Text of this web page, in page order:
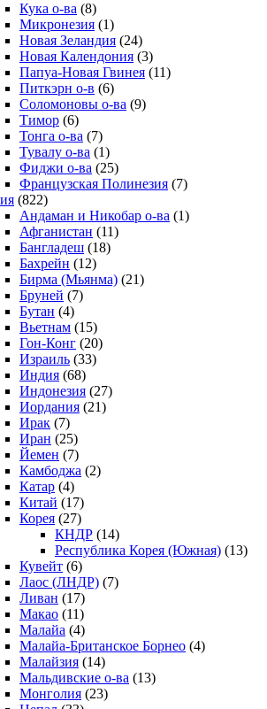
Кука о-ва (8)
Микронезия (1)
Новая Зеландия (24)
Новая Календония (3)
Папуа-Новая Гвинея (11)
Питкэрн о-в (6)
Соломоновы о-ва (9)
Тимор (6)
Тонга о-ва (7)
Тувалу о-ва (1)
Фиджи о-ва (25)
Французская Полинезия (7)
(822)
Андаман и Никобар о-ва (1)
Афганистан (11)
Бангладеш (18)
Бахрейн (12)
Бирма (Мьянма) (21)
Бруней (7)
Бутан (4)
Вьетнам (15)
Гон-Конг (20)
Израиль (33)
Индия (68)
Индонезия (27)
Иордания (21)
Ирак (7)
Иран (25)
Йемен (7)
Камбоджа (2)
Катар (4)
Китай (17)
Корея (27)
КНДР (14)
Республика Корея (Южная) (13)
Кувейт (6)
Лаос (ЛНДР) (7)
Ливан (17)
Макао (11)
Малайа (4)
Малайа-Британское Борнео (4)
Малайзия (14)
Мальдивские о-ва (13)
Монголия (23)